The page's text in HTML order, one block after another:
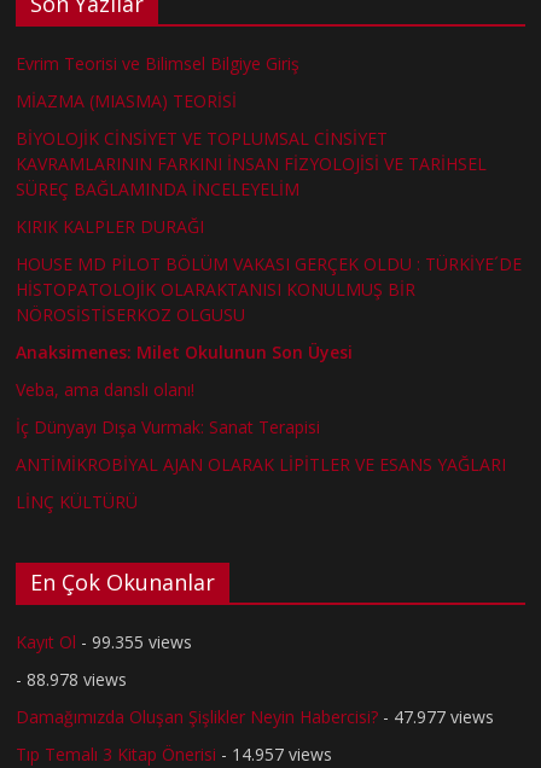
Evrim Teorisi ve Bilimsel Bilgiye Giriş
MİAZMA (MIASMA) TEORİSİ
BİYOLOJİK CİNSİYET VE TOPLUMSAL CİNSİYET
KAVRAMLARININ FARKINI İNSAN FİZYOLOJİSİ VE TARİHSEL
SÜREÇ BAĞLAMINDA İNCELEYELİM
KIRIK KALPLER DURAĞI
HOUSE MD PİLOT BÖLÜM VAKASI GERÇEK OLDU : TÜRKİYE´DE
HİSTOPATOLOJİK OLARAKTANISI KONULMUŞ BİR
NÖROSİSTİSERKOZ OLGUSU
Anaksimenes: Milet Okulunun Son Üyesi
Veba, ama danslı olanı!
İç Dünyayı Dışa Vurmak: Sanat Terapisi
ANTİMİKROBİYAL AJAN OLARAK LİPİTLER VE ESANS YAĞLARI
LİNÇ KÜLTÜRÜ
En Çok Okunanlar
Kayıt Ol - 99.355 views
- 88.978 views
Damağımızda Oluşan Şişlikler Neyin Habercisi? - 47.977 views
Tıp Temalı 3 Kitap Önerisi - 14.957 views